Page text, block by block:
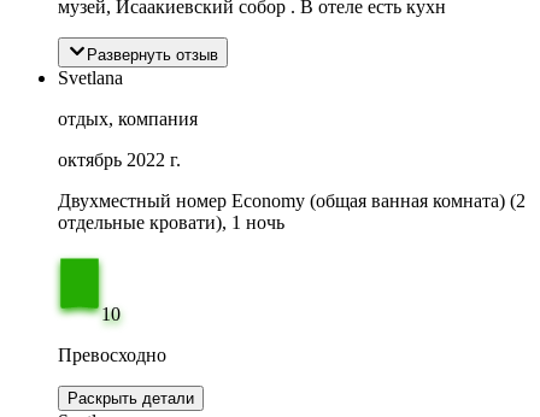
музей, Исаакиевский собор . В отеле есть кухн
Развернуть отзыв
Svetlana
отдых, компания
октябрь 2022 г.
Двухместный номер Economy (общая ванная комната) (2
отдельные кровати), 1 ночь
10
Превосходно
Раскрыть детали